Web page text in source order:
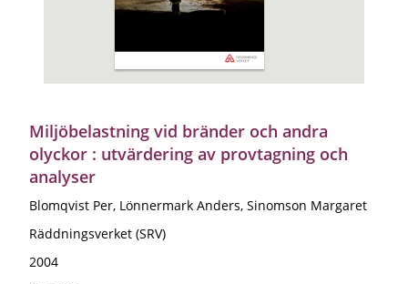
Miljöbelastning vid bränder och andra
olyckor : utvärdering av provtagning och
analyser
Blomqvist Per, Lönnermark Anders, Sinomson Margaret
Räddningsverket (SRV)
2004